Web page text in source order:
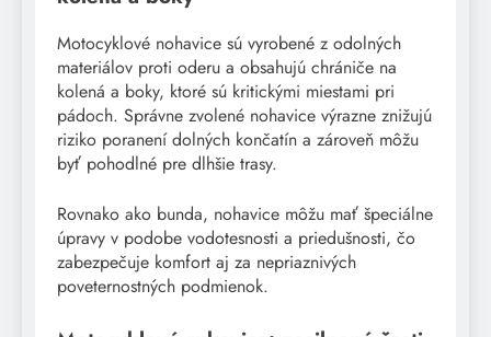
Motocyklové nohavice sú vyrobené z odolných
materiálov proti oderu a obsahujú chrániče na
kolená a boky, ktoré sú kritickými miestami pri
pádoch. Správne zvolené nohavice výrazne znižujú
riziko poranení dolných končatín a zároveň môžu
byť pohodlné pre dlhšie trasy.
Rovnako ako bunda, nohavice môžu mať špeciálne
úpravy v podobe vodotesnosti a priedušnosti, čo
zabezpečuje komfort aj za nepriaznivých
poveternostných podmienok.